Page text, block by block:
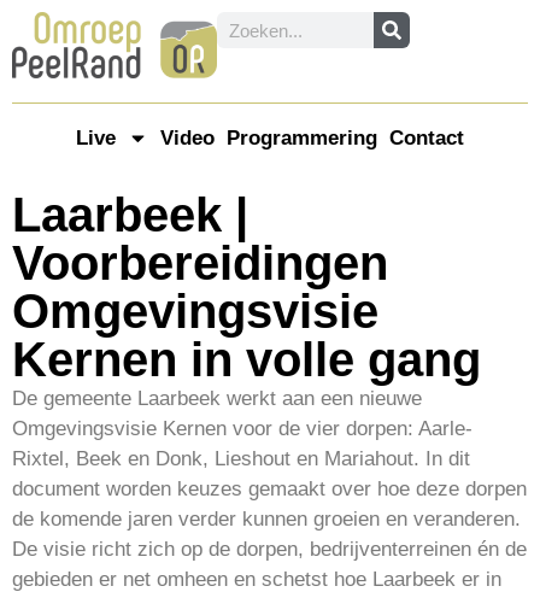
Live Video Programmering Contact
Laarbeek |
Voorbereidingen
Omgevingsvisie
Kernen in volle gang
De gemeente Laarbeek werkt aan een nieuwe
Omgevingsvisie Kernen voor de vier dorpen: Aarle-
Rixtel, Beek en Donk, Lieshout en Mariahout. In dit
document worden keuzes gemaakt over hoe deze dorpen
de komende jaren verder kunnen groeien en veranderen.
De visie richt zich op de dorpen, bedrijventerreinen én de
gebieden er net omheen en schetst hoe Laarbeek er in